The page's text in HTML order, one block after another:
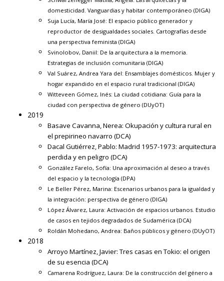
domesticidad. Vanguardias y habitar contemporáneo (DIGA)
Suja Lucía, María José: El espacio público generador y
reproductor de desigualdades sociales. Cartografías desde
una perspectiva feminista (DIGA)
Svinolobov, Daniil: De la arquitectura a la memoria.
Estrategias de inclusión comunitaria (DIGA)
Val Suárez, Andrea Yara del: Ensamblajes domésticos. Mujer y
hogar expandido en el espacio rural tradicional (DIGA)
Witteveen Gómez, Inés: La ciudad cotidiana: Guía para la
ciudad con perspectiva de género (DUyOT)
2019
Basave Cavanna, Nerea: Okupación y cultura rural en
el prepirineo navarro (DCA)
Dacal Gutiérrez, Pablo: Madrid 1957-1973: arquitectura
perdida y en peligro (DCA)
González Farelo, Sofía: Una aproximación al deseo a través
del espacio y la tecnología (DPA)
Le Beller Pérez, Marina: Escenarios urbanos para la igualdad y
la integración: perspectiva de género (DIGA)
López Álvarez, Laura: Activación de espacios urbanos. Estudio
de casos en tejidos degradados de Sudamérica (DCA)
Roldán Mohedano, Andrea: Baños públicos y género (DUyOT)
2018
Arroyo Martínez, Javier:Tres casas en Tokio: el origen
de su esencia (DCA)
Camarena Rodríguez, Laura: De la construcción del género a